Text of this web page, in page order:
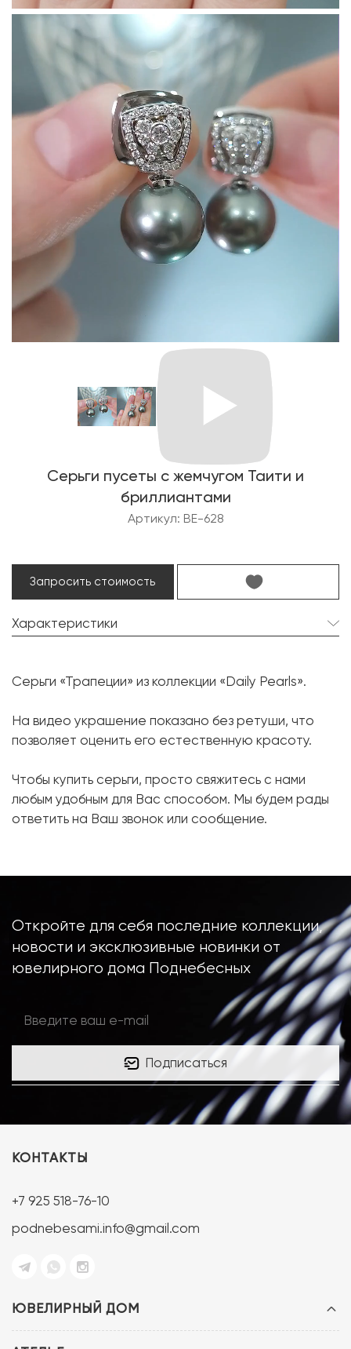
Серьги пусеты с жемчугом Таити и
бриллиантами
Артикул: BE-628
Запросить стоимость
Характеристики
Форма:
Круглая
Бриллиант:
60 шт. 0.47 карат.
Форма огранки:
Металл:
Белое золото, 750 проба
Вес грамм:
10.73
Серьги «Трапеции» из коллекции «Daily Pearls».
На видео украшение показано без ретуши, что
позволяет оценить его естественную красоту.
Чтобы купить серьги, просто свяжитесь с нами
любым удобным для Вас способом. Мы будем рады
ответить на Ваш звонок или сообщение.
Откройте для себя последние коллекции,
новости и эксклюзивные новинки от
ювелирного дома Поднебесных
Подписаться
ЮВЕЛИРНЫЙ ДОМ
КОНТАКТЫ
+7 925 518-76-10
podnebesami.info@gmail.com